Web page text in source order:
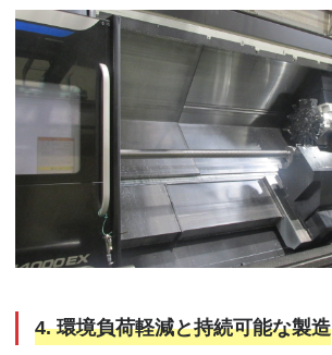
4. 環境負荷軽減と持続可能な製造